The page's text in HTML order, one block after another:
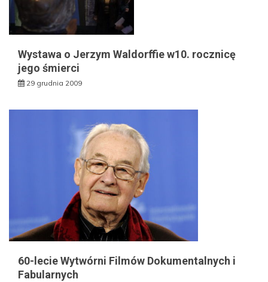
Wystawa o Jerzym Waldorffie w10. rocznicę
jego śmierci
29 grudnia 2009
60-lecie Wytwórni Filmów Dokumentalnych i
Fabularnych